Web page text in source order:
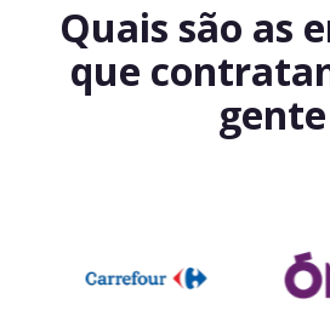
Quais são as
que
gente